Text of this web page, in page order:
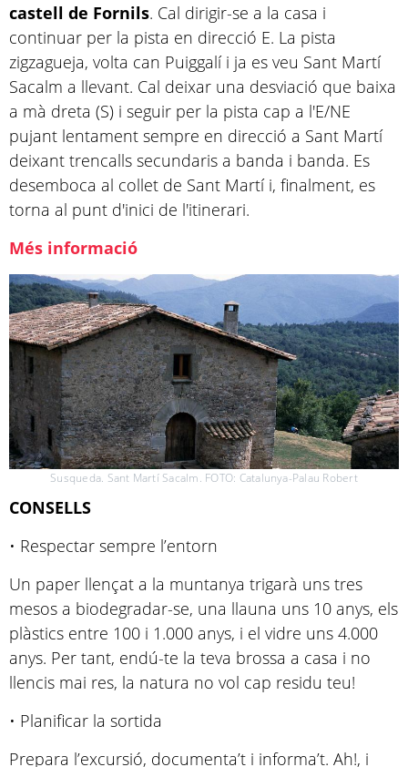
castell de Fornils. Cal dirigir-se a la casa i
continuar per la pista en direcció E. La pista
zigzagueja, volta can Puiggalí i ja es veu Sant Martí
Sacalm a llevant. Cal deixar una desviació que baixa
a mà dreta (S) i seguir per la pista cap a l'E/NE
pujant lentament sempre en direcció a Sant Martí
deixant trencalls secundaris a banda i banda. Es
desemboca al collet de Sant Martí i, finalment, es
torna al punt d'inici de l'itinerari.
Més informació
Susqueda. Sant Martí Sacalm. FOTO: Catalunya-Palau Robert
CONSELLS
• Respectar sempre l’entorn
Un paper llençat a la muntanya trigarà uns tres
mesos a biodegradar-se, una llauna uns 10 anys, els
plàstics entre 100 i 1.000 anys, i el vidre uns 4.000
anys. Per tant, endú-te la teva brossa a casa i no
llencis mai res, la natura no vol cap residu teu!
• Planificar la sortida
Prepara l’excursió, documenta’t i informa’t. Ah!, i